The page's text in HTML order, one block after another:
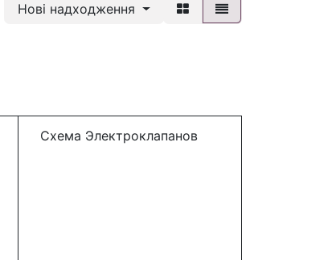
Нові надходження
Схема Электроклапанов